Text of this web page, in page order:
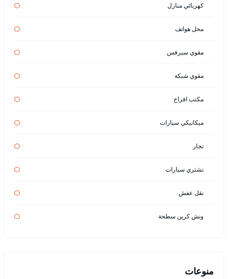
كهربائي منازل
محل هواتف
مقوي سيرفس
مقوي شبكة
مكتب افراح
ميكانيكي سيارات
نجار
نشتري سيارات
نقل عفش
ونش كرين سطحة
منوعات